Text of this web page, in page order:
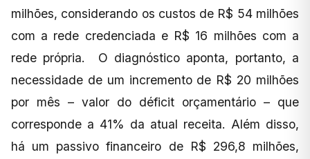
milhões, considerando os custos de R$ 54 milhões
com a rede credenciada e R$ 16 milhões com a
rede própria. O diagnóstico aponta, portanto, a
necessidade de um incremento de R$ 20 milhões
por mês – valor do déficit orçamentário – que
corresponde a 41% da atual receita. Além disso,
há um passivo financeiro de R$ 296,8 milhões,